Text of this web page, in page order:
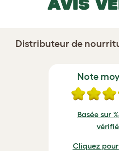
AVIS
Distributeur de
Note
Basée sur
Cliquez